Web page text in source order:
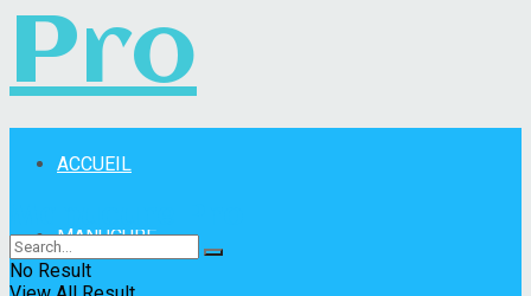
Pro
ACCUEIL
MANUCURE
No Result